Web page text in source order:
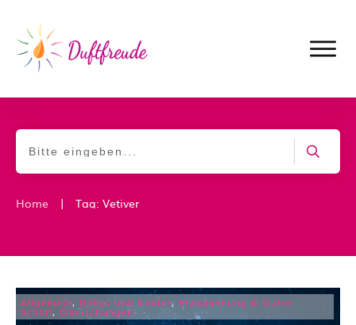
Home | Tag: Vetiver
Allgemein, Babys und Kinder, Entspannung & Guter
Schlaf, Ölmischungen